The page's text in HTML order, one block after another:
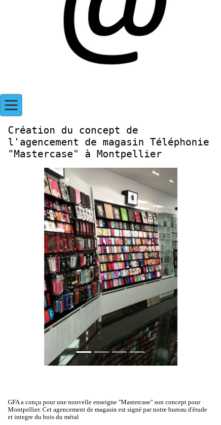
Création du concept de
l'agencement de magasin Téléphonie
"Mastercase" à Montpellier
Previous
GFA a conçu pour une nouvelle enseigne "Mastercase" son concept pour
Montpellier. Cet agencement de magasin est signé par notre bureau d'étude
et integre du bois du métal